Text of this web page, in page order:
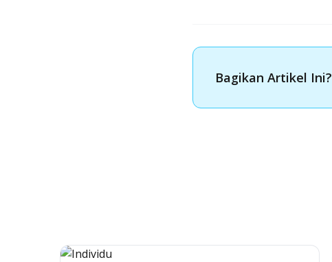
Bagikan Artikel Ini?